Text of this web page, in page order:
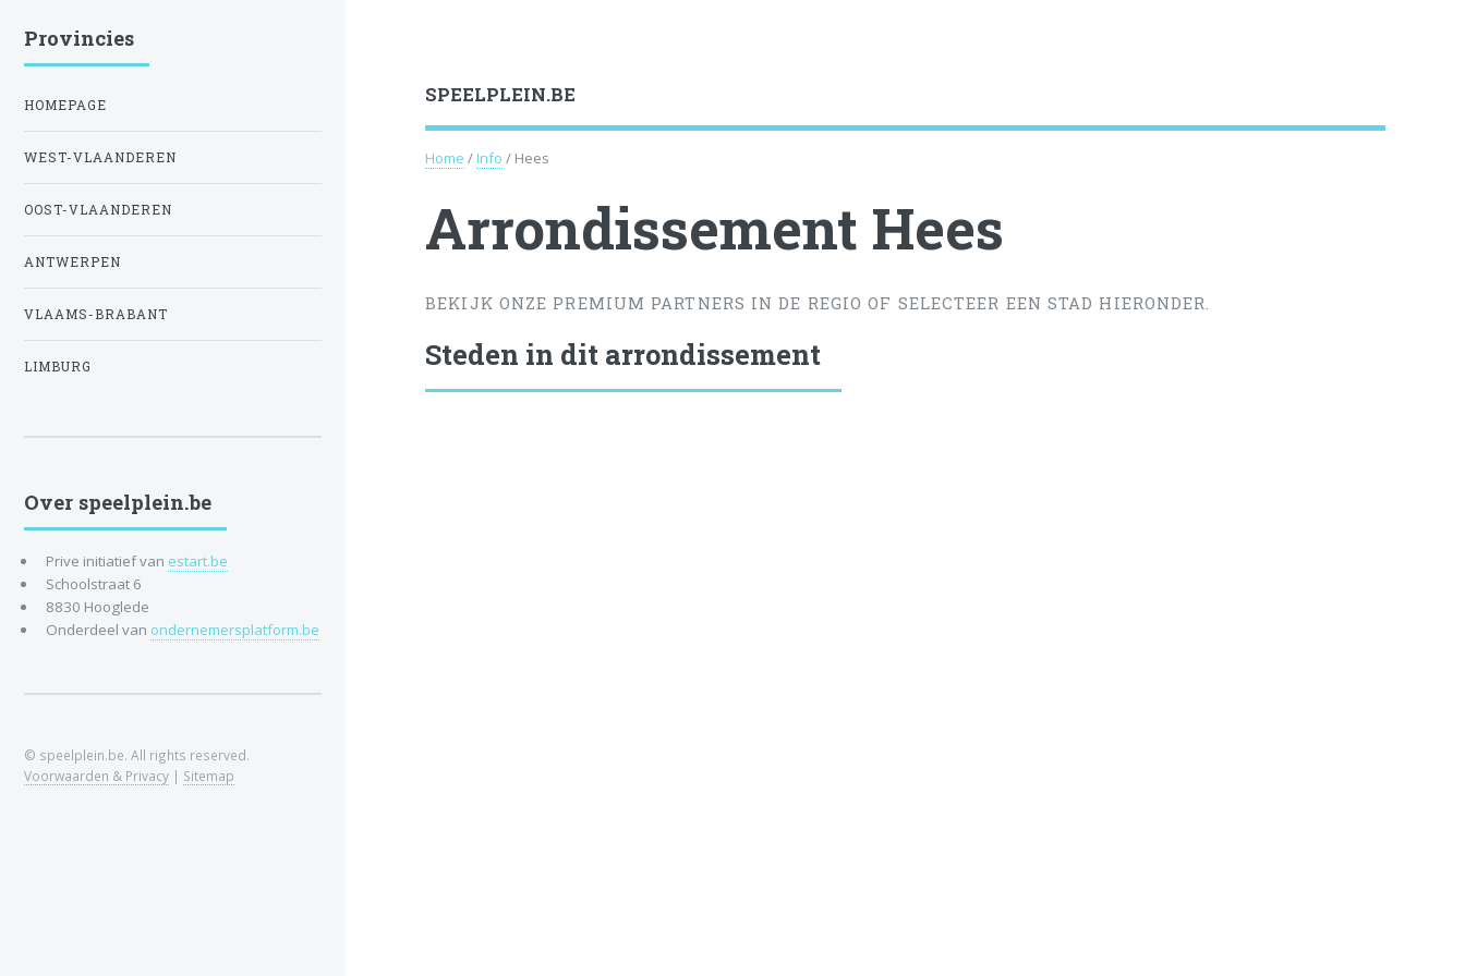
SPEELPLEIN.BE
Home / Info / Hees
Arrondissement Hees
BEKIJK ONZE PREMIUM PARTNERS IN DE REGIO OF SELECTEER EEN STAD HIERONDER.
Steden in dit arrondissement
Provincies
HOMEPAGE
WEST-VLAANDEREN
OOST-VLAANDEREN
ANTWERPEN
VLAAMS-BRABANT
LIMBURG
Over speelplein.be
Prive initiatief van estart.be
Schoolstraat 6
8830 Hooglede
Onderdeel van ondernemersplatform.be
© speelplein.be. All rights reserved.
Voorwaarden & Privacy | Sitemap